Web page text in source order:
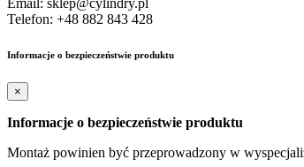
Telefon: +48 882 843 428
Informacje o bezpieczeństwie produktu
×
Informacje o bezpieczeństwie produktu
Montaż powinien być przeprowadzony w